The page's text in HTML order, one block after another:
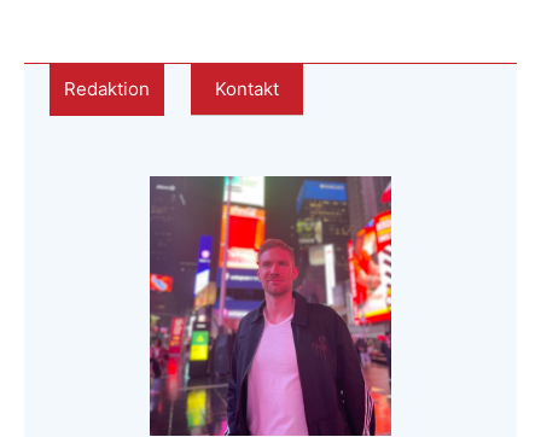
Redaktion Kontakt